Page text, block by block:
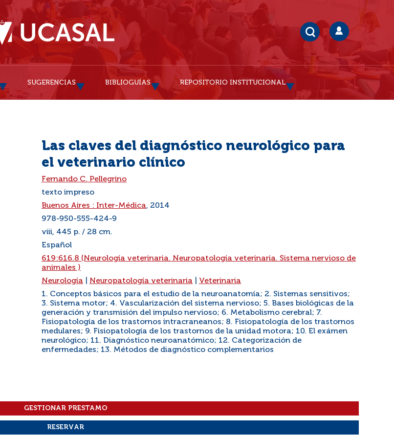
SUGERENCIAS BIBLIOGUÍAS REPOSITORIO INSTITUCIONAL
Las claves del diagnóstico neurológico para
el veterinario clínico
Fernando C. Pellegrino
texto impreso
Buenos Aires : Inter-Médica, 2014
978-950-555-424-9
viii, 445 p. / 28 cm.
Español
619:616.8 (Neurología veterinaria. Neuropatología veterinaria. Sistema nervioso de
animales )
Neurología Neuropatología veterinaria
Veterinaria
1. Conceptos básicos para el estudio de la neuroanatomía; 2. Sistemas sensitivos;
3. Sistema motor; 4. Vascularización del sistema nervioso; 5. Bases biológicas de la
generación y transmisión del impulso nervioso; 6. Metabolismo cerebral; 7.
Fisiopatología de los trastornos intracraneanos; 8. Fisiopatología de los trastornos
medulares; 9. Fisiopatología de los trastornos de la unidad motora; 10. El exámen
neurológico; 11. Diagnóstico neuroanatómico; 12. Categorización de
enfermedades; 13. Métodos de diagnóstico complementarios